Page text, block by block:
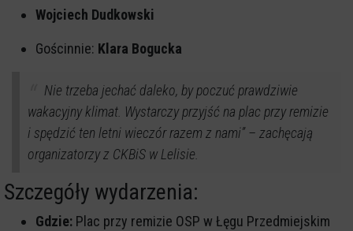
Wojciech Dudkowski
Gościnnie: Klara Bogucka
Nie trzeba jechać daleko, by poczuć prawdziwie
wakacyjny klimat. Wystarczy przyjść na plac przy remizie
i spędzić ten letni wieczór razem z nami” – zachęcają
organizatorzy z CKBiS w Lelisie.
Szczegóły wydarzenia:
Gdzie: Plac przy remizie OSP w Łęgu Przedmiejskim